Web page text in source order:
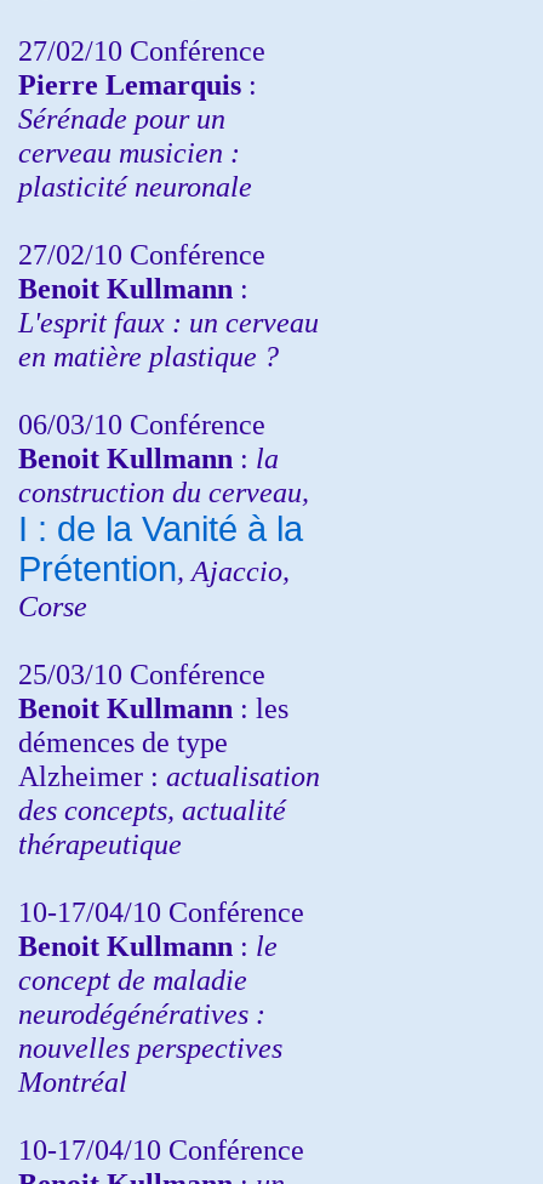
27/02/10 Conférence
Pierre Lemarquis :
Sérénade pour un
cerveau musicien :
plasticité neuronale
27/02/10 Conférence
Benoit Kullmann :
L'esprit faux : un cerveau
en matière plastique ?
06/03/10 Conférence
Benoit Kullmann : la
construction du cerveau,
I : de la Vanité à la
Prétention, Ajaccio,
Corse
25/03/10 Conférence
Benoit Kullmann : les
démences de type
Alzheimer : actualisation
des concepts, actualité
thérapeutique
10-17/04/10 Conférence
Benoit Kullmann : le
concept de maladie
neurodégénératives :
nouvelles perspectives
Montréal
10-17/04/10 Conférence